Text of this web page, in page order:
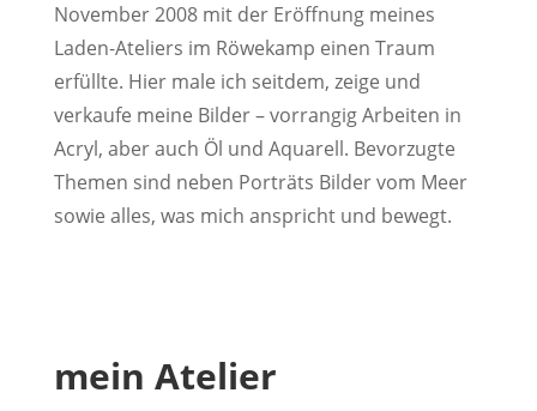
November 2008 mit der Eröffnung meines
Laden-Ateliers im Röwekamp einen Traum
erfüllte. Hier male ich seitdem, zeige und
verkaufe meine Bilder – vorrangig Arbeiten in
Acryl, aber auch Öl und Aquarell. Bevorzugte
Themen sind neben Porträts Bilder vom Meer
sowie alles, was mich anspricht und bewegt.
mein Atelier